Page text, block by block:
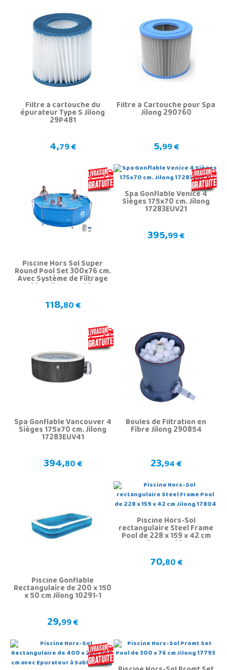
Filtre à cartouche du
épurateur Type S Jilong
29P481
4,79 €
Filtre à Cartouche pour Spa
Jilong 290760
5,99 €
Piscine Hors Sol Super
Round Pool Set 300x76 cm.
Avec Système de Filtrage
1136 L. Jilong 17798EU
118,80 €
Spa Gonflable Venice 4
Sièges 175x70 cm. Jilong
17283EUV21
395,99 €
Spa Gonflable Vancouver 4
Sièges 175x70 cm. Jilong
17283EUV41
394,80 €
Boules de Filtration en
Fibre Jilong 290854
23,94 €
Piscine Gonflable
Rectangulaire de 200 x 150
x 50 cm Jilong 10291-1
29,99 €
Piscine Hors-Sol
rectangulaire Steel Frame
Pool de 228 x 159 x 42 cm
Jilong 17804
70,80 €